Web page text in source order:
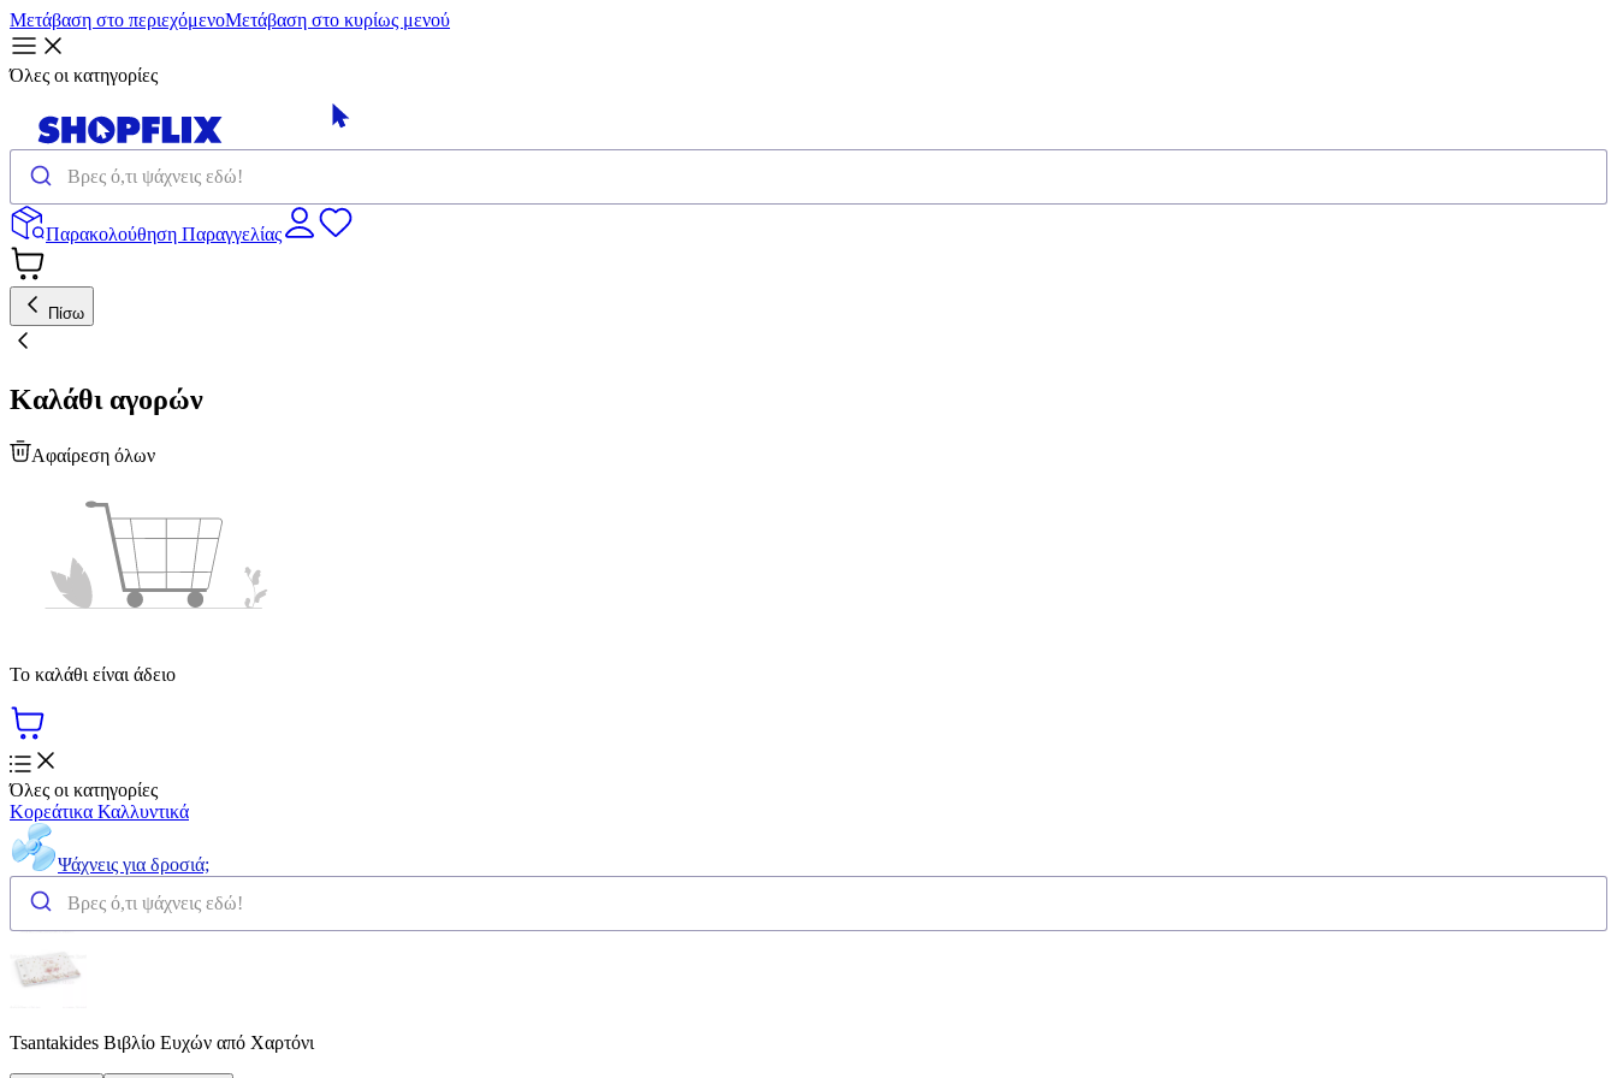
Μετάβαση στο περιεχόμενοΜετάβαση στο κυρίως μενού
Όλες οι κατηγορίες
Παρακολούθηση Παραγγελίας
Πίσω
Καλάθι αγορών
Αφαίρεση όλων
Το καλάθι είναι άδειο
Όλες οι κατηγορίες
Κορεάτικα Καλλυντικά
Ψάχνεις για δροσιά;
Tsantakides Βιβλίο Ευχών από Χαρτόνι